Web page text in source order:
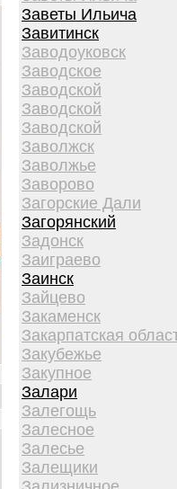
Заветы Ильича
Завитинск
Заводоуковск
Заводское
Заводской
Заводской
Заводской
Заволжск
Заволжье
Заворово
Загорские Дали
Загорянский
Задонск
Заиграево
Заинск
Зайцево
Закаменск
Закарпатская
Закубежье
Закупное
Залари
Залегощь
Залесное
Залесье
Залещики